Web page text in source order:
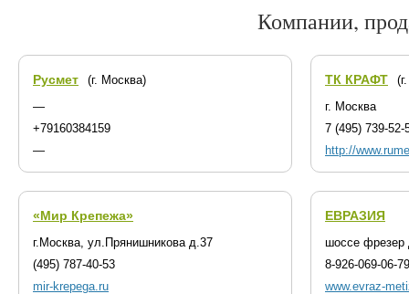
Компании,
Русмет
(г. Москва)
—
+79160384159
—
ТК КРАФТ
г. Москва
7 (495) 739-52-
http://
«Мир Крепежа»
г.Москва, ул.Прянишникова д.37
(495) 787-40-53
mir-krepega.ru
ЕВРАЗИЯ
шоссе фрезер
8-926-069-06-79
www.evraz-